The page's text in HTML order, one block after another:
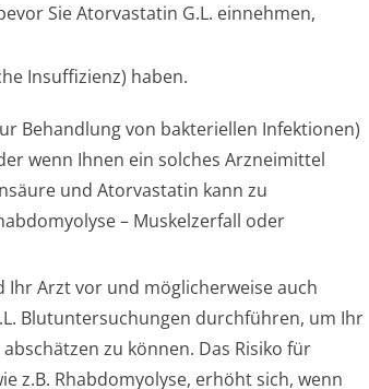
Sie Atorvastatin G.L. einnehmen,
Insuffizienz) ha­ben.
Behandlung von bakteriellen Infektionen)
wenn Ihnen ein solches Arzneimittel
und Atorvastatin kann zu
– Muskelzerfall oder
Arzt vor und möglicherweise auch
Blutuntersuchungen durchführen, um Ihr
zu können. Das Risiko für
z.B. Rhabdomyolyse, erhöht sich, wenn